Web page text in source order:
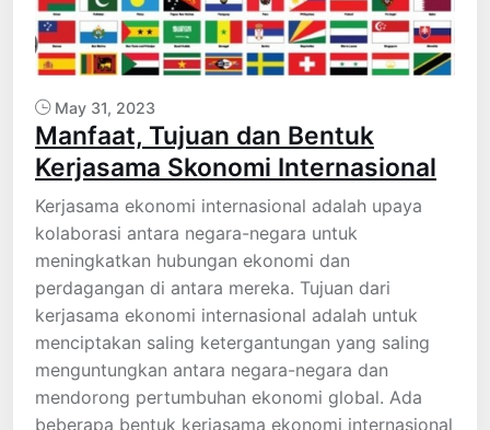
May 31, 2023
Manfaat, Tujuan dan Bentuk
Kerjasama Skonomi Internasional
Kerjasama ekonomi internasional adalah upaya
kolaborasi antara negara-negara untuk
meningkatkan hubungan ekonomi dan
perdagangan di antara mereka. Tujuan dari
kerjasama ekonomi internasional adalah untuk
menciptakan saling ketergantungan yang saling
menguntungkan antara negara-negara dan
mendorong pertumbuhan ekonomi global. Ada
beberapa bentuk kerjasama ekonomi internasional